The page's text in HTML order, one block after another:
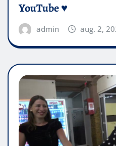
YouTube ♥️
admin aug. 2,